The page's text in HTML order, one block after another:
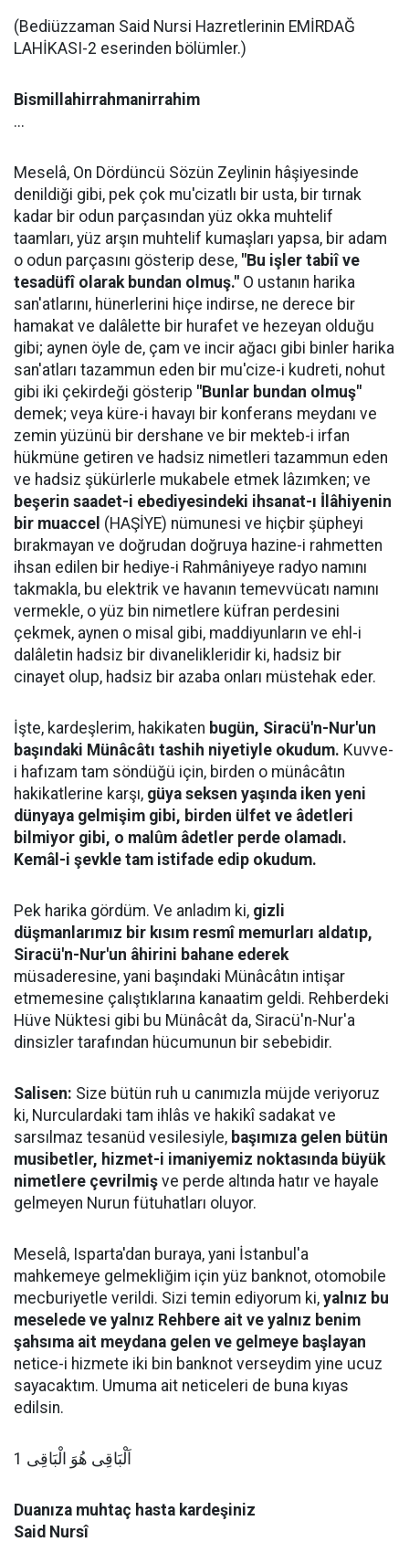
(Bediüzzaman Said Nursi Hazretlerinin EMİRDAĞ
LAHİKASI-2 eserinden bölümler.)
Bismillahirrahmanirrahim
...
Meselâ, On Dördüncü Sözün Zeylinin hâşiyesinde
denildiği gibi, pek çok mu'cizatlı bir usta, bir tırnak
kadar bir odun parçasından yüz okka muhtelif
taamları, yüz arşın muhtelif kumaşları yapsa, bir adam
o odun parçasını gösterip dese, "Bu işler tabiî ve
tesadüfî olarak bundan olmuş." O ustanın harika
san'atlarını, hünerlerini hiçe indirse, ne derece bir
hamakat ve dalâlette bir hurafet ve hezeyan olduğu
gibi; aynen öyle de, çam ve incir ağacı gibi binler harika
san'atları tazammun eden bir mu'cize-i kudreti, nohut
gibi iki çekirdeği gösterip "Bunlar bundan olmuş"
demek; veya küre-i havayı bir konferans meydanı ve
zemin yüzünü bir dershane ve bir mekteb-i irfan
hükmüne getiren ve hadsiz nimetleri tazammun eden
ve hadsiz şükürlerle mukabele etmek lâzımken; ve
beşerin saadet-i ebediyesindeki ihsanat-ı İlâhiyenin
bir muaccel (HAŞİYE) nümunesi ve hiçbir şüpheyi
bırakmayan ve doğrudan doğruya hazine-i rahmetten
ihsan edilen bir hediye-i Rahmâniyeye radyo namını
takmakla, bu elektrik ve havanın temevvücatı namını
vermekle, o yüz bin nimetlere küfran perdesini
çekmek, aynen o misal gibi, maddiyunların ve ehl-i
dalâletin hadsiz bir divanelikleridir ki, hadsiz bir
cinayet olup, hadsiz bir azaba onları müstehak eder.
İşte, kardeşlerim, hakikaten bugün, Siracü'n-Nur'un
başındaki Münâcâtı tashih niyetiyle okudum. Kuvve-
i hafızam tam söndüğü için, birden o münâcâtın
hakikatlerine karşı, güya seksen yaşında iken yeni
dünyaya gelmişim gibi, birden ülfet ve âdetleri
bilmiyor gibi, o malûm âdetler perde olamadı.
Kemâl-i şevkle tam istifade edip okudum.
Pek harika gördüm. Ve anladım ki, gizli
düşmanlarımız bir kısım resmî memurları aldatıp,
Siracü'n-Nur'un âhirini bahane ederek
müsaderesine, yani başındaki Münâcâtın intişar
etmemesine çalıştıklarına kanaatim geldi. Rehberdeki
Hüve Nüktesi gibi bu Münâcât da, Siracü'n-Nur'a
dinsizler tarafından hücumunun bir sebebidir.
Salisen: Size bütün ruh u canımızla müjde veriyoruz
ki, Nurculardaki tam ihlâs ve hakikî sadakat ve
sarsılmaz tesanüd vesilesiyle, başımıza gelen bütün
musibetler, hizmet-i imaniyemiz noktasında büyük
nimetlere çevrilmiş ve perde altında hatır ve hayale
gelmeyen Nurun fütuhatları oluyor.
Meselâ, Isparta'dan buraya, yani İstanbul'a
mahkemeye gelmekliğim için yüz banknot, otomobile
mecburiyetle verildi. Sizi temin ediyorum ki, yalnız bu
meselede ve yalnız Rehbere ait ve yalnız benim
şahsıma ait meydana gelen ve gelmeye başlayan
netice-i hizmete iki bin banknot verseydim yine ucuz
sayacaktım. Umuma ait neticeleri de buna kıyas
edilsin.
اَلْبَاقِى هُوَ الْبَاقِى 1
Duanıza muhtaç hasta kardeşiniz
Said Nursî